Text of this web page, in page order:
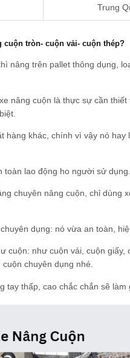
Trung
cuộn tròn- cuộn vải- cuộn thép?
nâng trên pallet thông dụng,
nâng cuộn là thực sự cần
khác, chính vì vậy nó
lao động ho người sử dụng.
chuyên nâng cuộn, chỉ dùng
dụng: nó vừa an toàn,
cuộn: như cuộn vải, cuộn
chuyên dụng nhé.
thấp, cao chắc chắn sẽ làm